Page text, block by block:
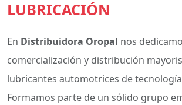
LUBRICACIÓN
En Distribuidora Oropal nos
comercialización y distribución
lubricantes automotrices de
Formamos parte de un sólido grupo